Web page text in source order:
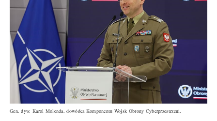
Gen. dyw. Karol Molenda, dowódca Komponentu Wojsk Obrony Cyberprzestrzeni.